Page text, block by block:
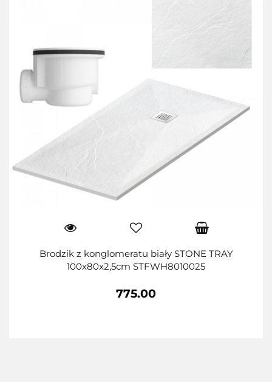
Brodzik z konglomeratu biały STONE TRAY
100x80x2,5cm STFWH8010025
775.00